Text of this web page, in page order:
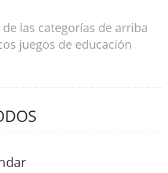
las categorías de arriba
juegos de educación